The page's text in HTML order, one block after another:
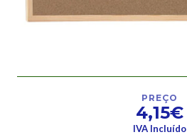
PREÇO
4,15€
IVA Incluído